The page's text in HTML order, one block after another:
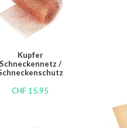
Kupfer
Schneckennetz /
CHF 15.95